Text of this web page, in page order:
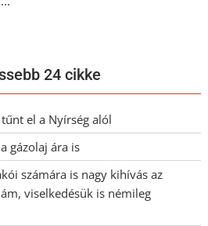
24 cikke
el a Nyírség alól
gázolaj ára is
számára is nagy kihívás az
viselkedésük is némileg